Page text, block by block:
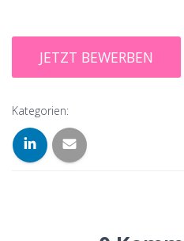
Kategorien: